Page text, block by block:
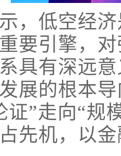
低空经济
要引擎，
具有深远
展的根本
证”走向“规
先机，以